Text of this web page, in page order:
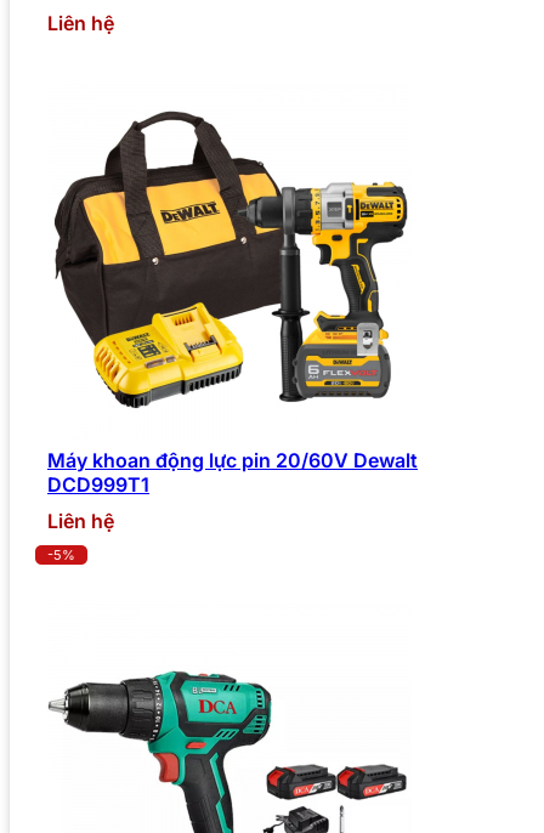
Liên hệ
Máy khoan động lực pin 20/60V Dewalt
DCD999T1
Liên hệ
-5%